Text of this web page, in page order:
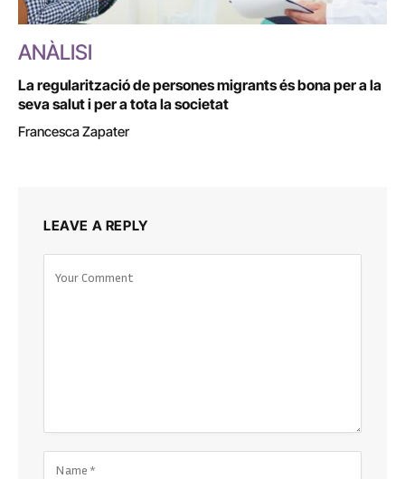
ANÀLISI
La regularització de persones migrants és bona per a la
seva salut i per a tota la societat
Francesca Zapater
LEAVE A REPLY